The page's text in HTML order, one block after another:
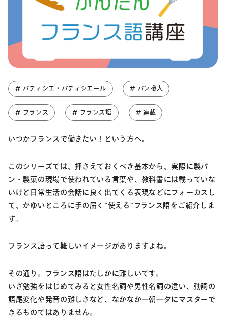
# パティシエ・パティシエール # パン職人
# フランス # フランス語 # 連載
いつかフランスで働きたい！という方へ。
このシリーズでは、押さえておくべき基本から、実際に製パ
ン・製菓の現場で使われている言葉や、教科書には載っていな
いけど日常生活の会話に良く出てくる表現などにフォーカスし
て、かゆいところに手の届く“使える”フランス語をご紹介しま
す。
フランス語って難しいイメージがありますよね。
その通り。フランス語はたしかに難しいです。
いざ勉強をはじめてみると女性名詞や男性名詞の違い、動詞の
語尾変化や発音の難しさなど、なかなか一朝一夕にマスターで
きるものではありません。